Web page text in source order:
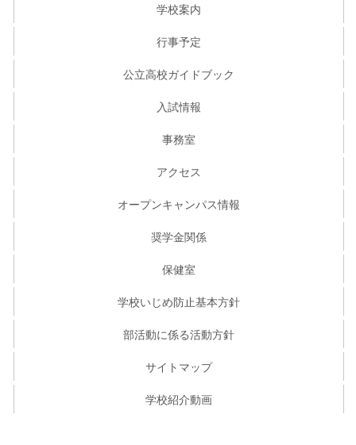
学校案内
行事予定
公立高校ガイドブック
入試情報
事務室
アクセス
オープンキャンパス情報
奨学金関係
保健室
学校いじめ防止基本方針
部活動に係る活動方針
サイトマップ
学校紹介動画